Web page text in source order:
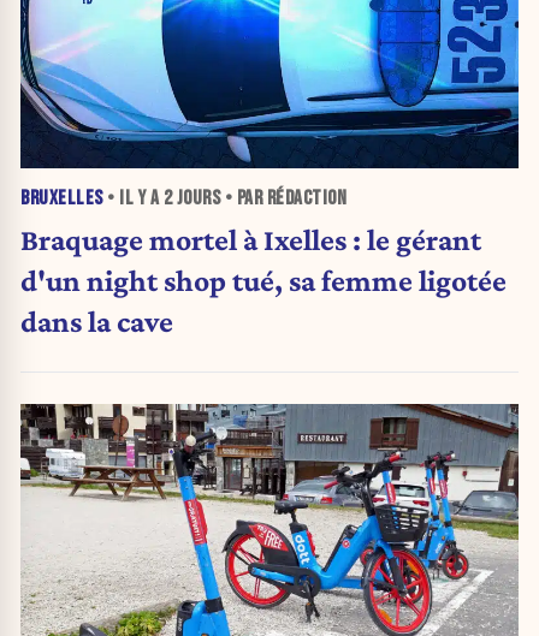
BRUXELLES• IL Y A 2 JOURS• PAR RÉDACTION
Braquage mortel à Ixelles : le gérant
d'un night shop tué, sa femme ligotée
dans la cave